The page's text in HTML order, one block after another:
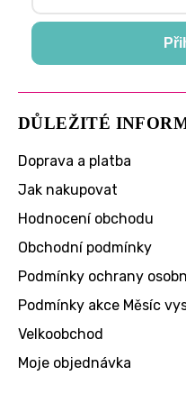
DŮLEŽITÉ
Doprava a platba
Jak nakupovat
Hodnocení obchodu
Obchodní podmínky
Podmínky ochrany
Podmínky akce Měsíc
Velkoobchod
Moje objednávka